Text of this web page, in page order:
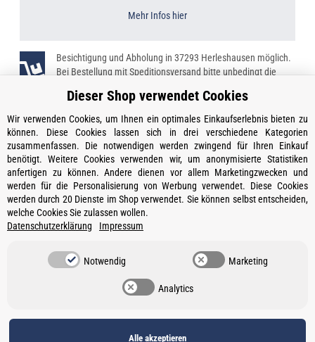
Mehr Infos hier
Besichtigung und Abholung in 37293 Herleshausen möglich.
Bei Bestellung mit Speditionsversand bitte unbedingt die
Kontakt
Öffnungszeiten
Informationen
Ein Partner von
Vertrag widerrufen
Datenschutz•Impressum
Dieser Shop verwendet Cookies
Wir verwenden Cookies, um Ihnen ein optimales Einkaufserlebnis bieten zu
können. Diese Cookies lassen sich in drei verschiedene Kategorien
zusammenfassen. Die notwendigen werden zwingend für Ihren Einkauf
benötigt. Weitere Cookies verwenden wir, um anonymisierte Statistiken
anfertigen zu können. Andere dienen vor allem Marketingzwecken und
werden für die Personalisierung von Werbung verwendet. Diese Cookies
werden durch 20 Dienste im Shop verwendet. Sie können selbst entscheiden,
welche Cookies Sie zulassen wollen.
Datenschutzerklärung Impressum
Notwendig Marketing
Analytics
Alle akzeptieren